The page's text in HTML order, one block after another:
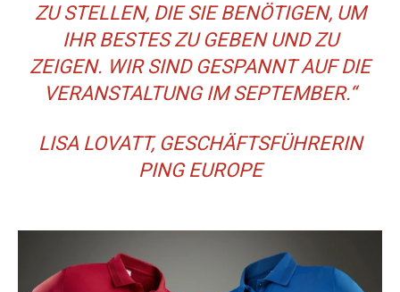
ZU STELLEN, DIE SIE BENÖTIGEN, UM
IHR BESTES ZU GEBEN UND ZU
ZEIGEN. WIR SIND GESPANNT AUF DIE
VERANSTALTUNG IM SEPTEMBER.“
LISA LOVATT, GESCHÄFTSFÜHRERIN
PING EUROPE